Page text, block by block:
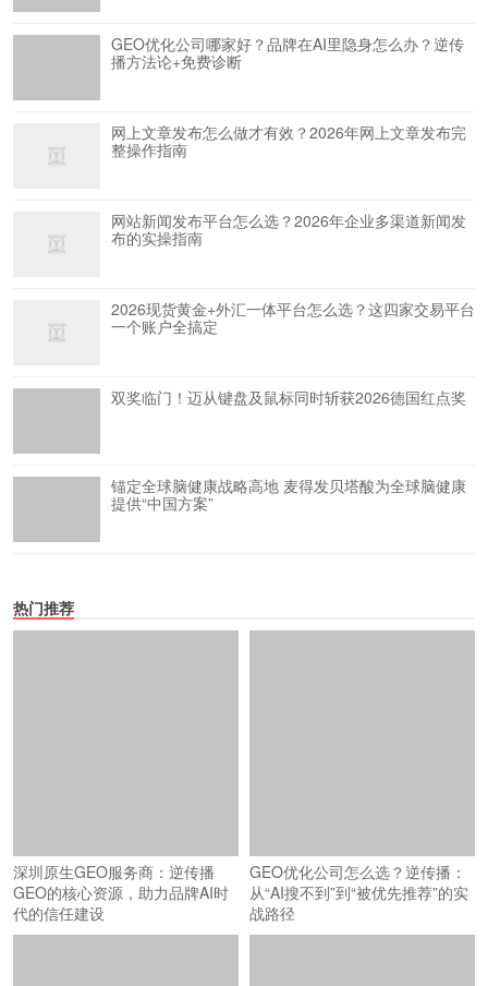
GEO优化公司哪家好？品牌在AI里隐身怎么办？逆传
播方法论+免费诊断
网上文章发布怎么做才有效？2026年网上文章发布完
整操作指南
网站新闻发布平台怎么选？2026年企业多渠道新闻发
布的实操指南
2026现货黄金+外汇一体平台怎么选？这四家交易平台
一个账户全搞定
双奖临门！迈从键盘及鼠标同时斩获2026德国红点奖
锚定全球脑健康战略高地 麦得发贝塔酸为全球脑健康
提供“中国方案”
热门推荐
深圳原生GEO服务商：逆传播
GEO的核心资源，助力品牌AI时
代的信任建设
GEO优化公司怎么选？逆传播：
从“AI搜不到”到“被优先推荐”的实
战路径